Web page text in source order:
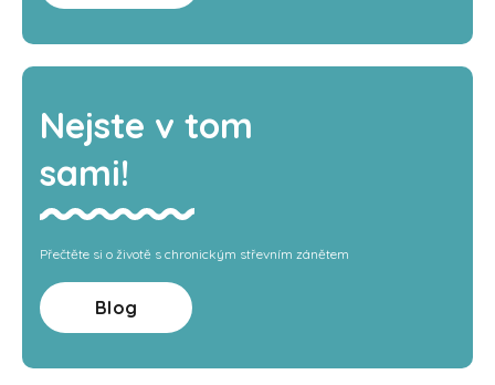
Nejste v tom
sami!
Přečtěte si o životě s chronickým střevním zánětem
Blog